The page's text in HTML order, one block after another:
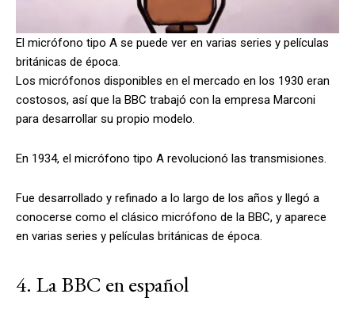
El micrófono tipo A se puede ver en varias series y películas
británicas de época.
Los micrófonos disponibles en el mercado en los 1930 eran
costosos, así que la BBC trabajó con la empresa Marconi
para desarrollar su propio modelo.
En 1934, el micrófono tipo A revolucionó las transmisiones.
Fue desarrollado y refinado a lo largo de los años y llegó a
conocerse como el clásico micrófono de la BBC, y aparece
en varias series y películas británicas de época.
4. La BBC en español